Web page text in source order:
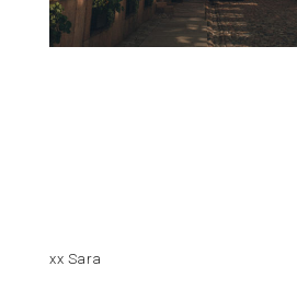
xx Sara